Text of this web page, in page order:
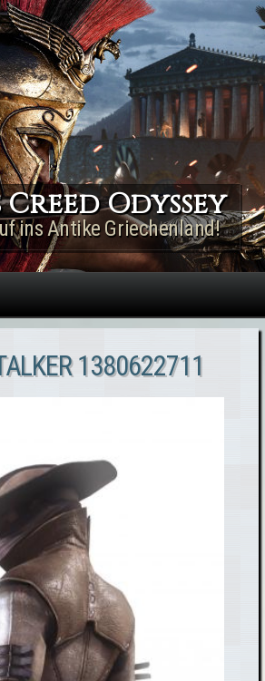
zum Inhalt
Creed Rogue
PS4 & Xbox One!
1380622711